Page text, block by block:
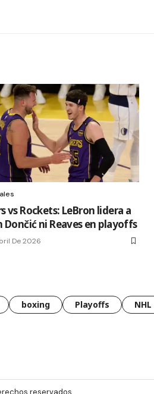
vs Rockets: LeBron lidera a
Dončić ni Reaves en playoffs
De 2026
boxing Playoffs NHL
reservados.